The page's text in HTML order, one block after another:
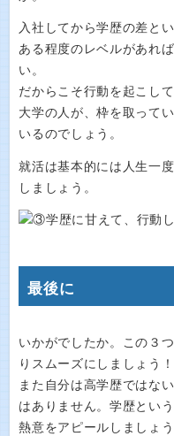
入社してから学歴の差と
ある程度のレベルがあれ
い。
だからこそ行動を起こし
大学の人が、枠を取って
いるのでしょう。
就活は基本的には人生一
しましょう。
最後に
いかがでしたか。この３
りスムーズにしましょう！
また自分は高学歴ではな
はありません。学歴とい
熱意をアピールしましょう